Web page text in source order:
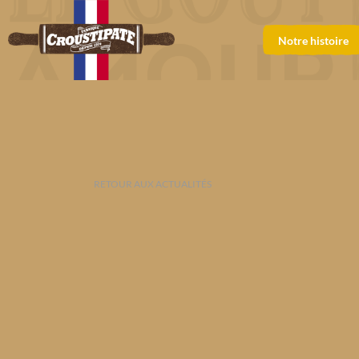
Notre histoire
RETOUR AUX ACTUALITÉS